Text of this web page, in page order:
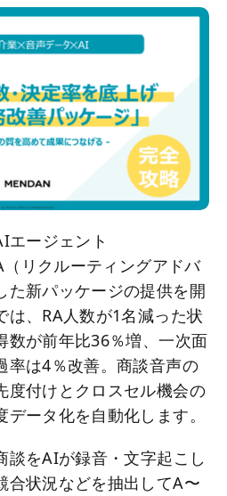
エージェント
（リクルーティングアドバ
た新パッケージの提供を開
は、RA人数が1名減った状
数が前年比36％増、一次面
率は4％改善。商談音声の
度付けとクロスセル機会の
ータ化を自動化します。
談をAIが録音・文字起こし
合状況などを抽出してA〜